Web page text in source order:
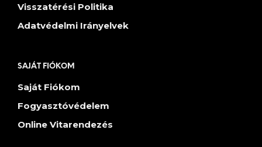
Visszatérési Politika
Adatvédelmi Irányelvek
SAJÁT FIÓKOM
Saját Fiókom
Fogyasztóvédelem
Online Vitarendezés